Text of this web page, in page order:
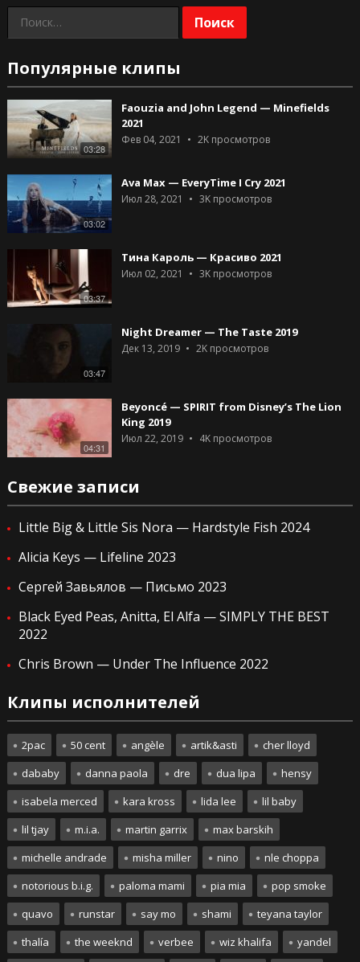
Найти:
Популярные клипы
03:28
Faouzia and John Legend — Minefields
2021
Фев 04, 2021 2Kпросмотров
03:02
Ava Max — EveryTime I Cry 2021
Июл 28, 2021 3Kпросмотров
03:37
Тина Кароль — Красиво 2021
Июл 02, 2021 3Kпросмотров
03:47
Night Dreamer — The Taste 2019
Дек 13, 2019 2Kпросмотров
04:31
Beyoncé — SPIRIT from Disney’s The Lion
King 2019
Июл 22, 2019 4Kпросмотров
Свежие записи
Little Big & Little Sis Nora — Hardstyle Fish 2024
Alicia Keys — Lifeline 2023
Сергей Завьялов — Письмо 2023
Black Eyed Peas, Anitta, El Alfa — SIMPLY THE BEST
2022
Chris Brown — Under The Influence 2022
Клипы исполнителей
2pac 50 cent angèle artik&asti
cher lloyd
dababy
danna paola dre dua lipa
hensy
isabela merced
kara kross lida lee
lil baby
lil tjay
m.i.a. martin garrix
max barskih
michelle andrade
misha miller nino
nle choppa
notorious b.i.g.
paloma mami pia mia
pop smoke
quavo
runstar say mo shami
teyana taylor
thalía
the weeknd verbee wiz khalifa yandel